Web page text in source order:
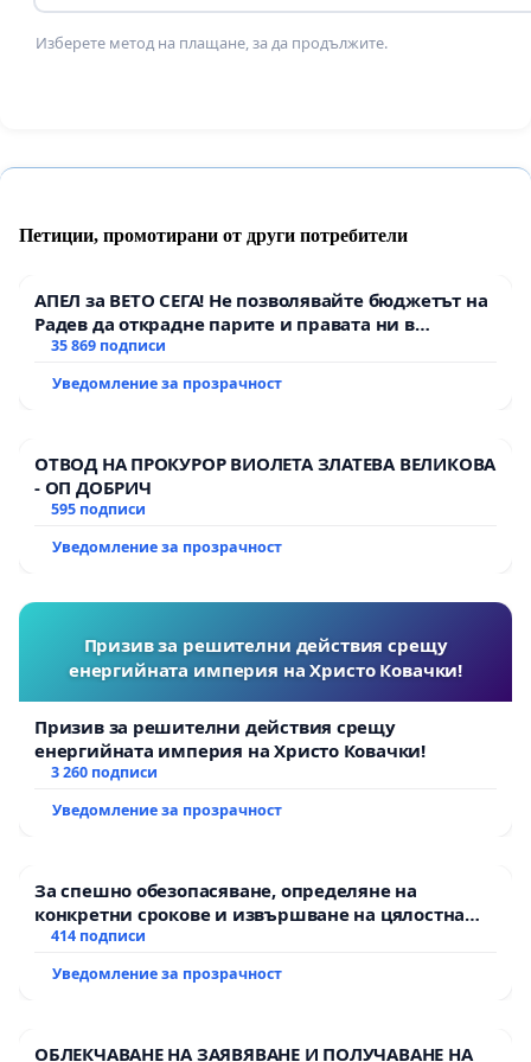
прозрачност.
училищата. · Записите да се съхраняват и да
6. Подкрепа и мерки към родителите
насилие.
· Механизми за помощ на семейства в риск.
7. Програми в училищата за превенция на тормоз
· Национални анти-буллинг стратегии.
· Уроци по лична безопасност, уважение и
· Анонимни канали за сигнали от учениците.
8. Задължителни психологически тестове за всички,
Децата имат право да растат в среда на обич,
молба, тя енастояване. Защото всяко дете,
цялата държава.
„Тревожим се какъв човек ще стане детето утре, но
Изберете метод на плащане, за да продължите.
Петиции, промотирани от други потребители
АПЕЛ за ВЕТО СЕГА! Не позволявайте бюджетът на
Радев да открадне парите и правата ни в
тъмното
35 869 подписи
Уведомление за прозрачност
ОТВОД НА ПРОКУРОР ВИОЛЕТА ЗЛАТЕВА ВЕЛИКОВА
- ОП ДОБРИЧ
595 подписи
Уведомление за прозрачност
Призив за решителни действия срещу
енергийната империя на Христо Ковачки!
Призив за решителни действия срещу
енергийната империя на Христо Ковачки!
3 260 подписи
Уведомление за прозрачност
За спешно обезопасяване, определяне на
конкретни срокове и извършване на цялостна
рехабилитация на републиканския път между
Мирово - к.к. Момин проход
414 подписи
Уведомление за прозрачност
ОБЛЕКЧАВАНЕ НА ЗАЯВЯВАНЕ И ПОЛУЧАВАНЕ НА